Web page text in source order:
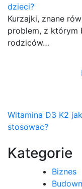
dzieci?
Kurzajki, znane
problem, z którym
rodziców…
Nawigacja
wpisu
Witamina D3 K2 jak
stosowac?
Kategorie
Biznes